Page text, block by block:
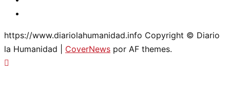
https://www.diariolahumanidad.info Copyright © Diario
la Humanidad
CoverNews por AF themes.